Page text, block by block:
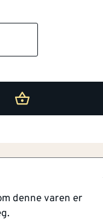
denne varen er